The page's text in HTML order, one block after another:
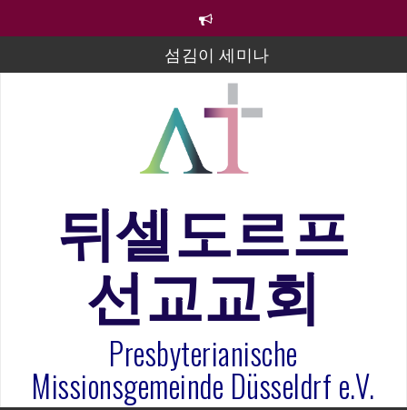
섬김이 세미나
김태희 자매 졸업연주
2023년 어린이 주일 유초등부 발표
라합3 나라 봉헌송
은퇴사-우선화 권사
20260322 주안에 가만히 머물기(요한복음 15:1-17) 손
훈목사
뒤셀도르프
선교교회
Presbyterianische
Missionsgemeinde Düsseldrf e.V.